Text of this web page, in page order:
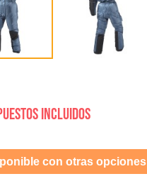
incluidos
con otras opciones